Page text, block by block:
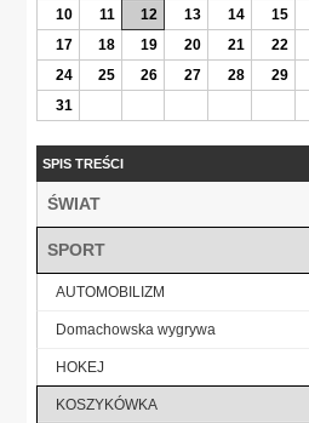
10
11 12 13 14 15
17
18 19 20 21 22
24
25 26 27 28 29
31
SPIS TREŚCI
ŚWIAT
SPORT
AUTOMOBILIZM
Domachowska wygrywa
HOKEJ
KOSZYKÓWKA